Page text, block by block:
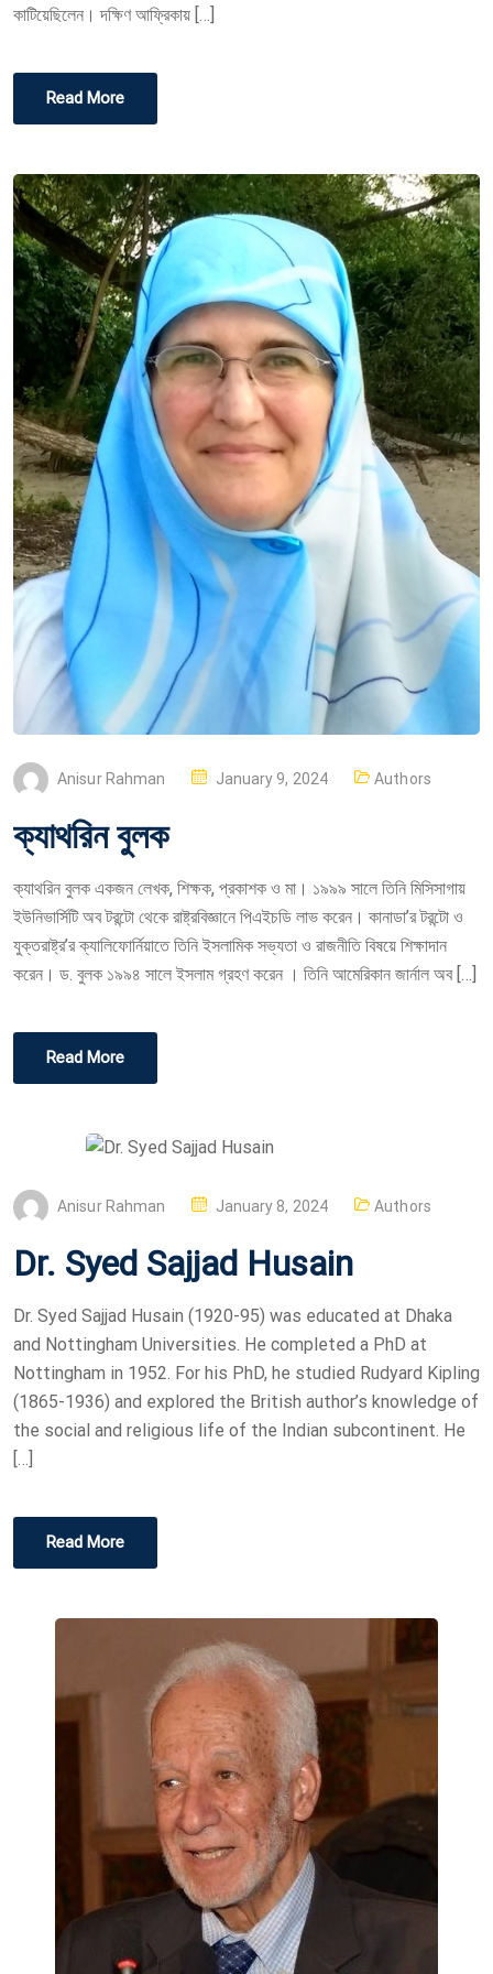
কাটিয়েছিলেন। দক্ষিণ আফ্রিকায় […]
Read More
Anisur Rahman
E
D
O
N
January 9, 2024 Authors
ক্যাথরিন বুলক
ক্যাথরিন বুলক একজন লেখক, শিক্ষক, প্রকাশক ও মা। ১৯৯৯ সালে তিনি মিসিসাগায়
ইউনিভার্সিটি অব টরন্টো থেকে রাষ্ট্রবিজ্ঞানে পিএইচডি লাভ করেন। কানাডা’র টরন্টো ও
যুক্তরাষ্ট্র’র ক্যালিফোর্নিয়াতে তিনি ইসলামিক সভ্যতা ও রাজনীতি বিষয়ে শিক্ষাদান
করেন। ড. বুলক ১৯৯৪ সালে ইসলাম গ্রহণ করেন । তিনি আমেরিকান জার্নাল অব […]
Read More
Anisur Rahman
S
E
D
O
N
January 8, 2024 Authors
Dr. Syed Sajjad Husain
Dr. Syed Sajjad Husain (1920-95) was educated at Dhaka
and Nottingham Universities. He completed a PhD at
Nottingham in 1952. For his PhD, he studied Rudyard Kipling
(1865-1936) and explored the British author’s knowledge of
the social and religious life of the Indian subcontinent. He
[…]
Read More